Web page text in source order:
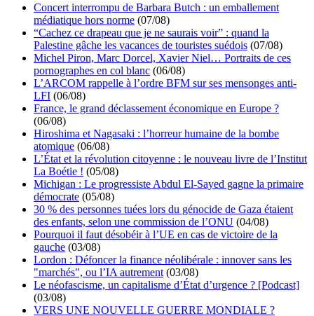
Concert interrompu de Barbara Butch : un emballement
médiatique hors norme (07/08)
“Cachez ce drapeau que je ne saurais voir” : quand la
Palestine gâche les vacances de touristes suédois (07/08)
Michel Piron, Marc Dorcel, Xavier Niel… Portraits de ces
pornographes en col blanc (06/08)
L’ARCOM rappelle à l’ordre BFM sur ses mensonges anti-
LFI (06/08)
France, le grand déclassement économique en Europe ?
(06/08)
Hiroshima et Nagasaki : l’horreur humaine de la bombe
atomique (06/08)
L’État et la révolution citoyenne : le nouveau livre de l’Institut
La Boétie ! (05/08)
Michigan : Le progressiste Abdul El-Sayed gagne la primaire
démocrate (05/08)
30 % des personnes tuées lors du génocide de Gaza étaient
des enfants, selon une commission de l’ONU (04/08)
Pourquoi il faut désobéir à l’UE en cas de victoire de la
gauche (03/08)
Lordon : Défoncer la finance néolibérale : innover sans les
"marchés", ou l’IA autrement (03/08)
Le néofascisme, un capitalisme d’État d’urgence ? [Podcast]
(03/08)
VERS UNE NOUVELLE GUERRE MONDIALE ?